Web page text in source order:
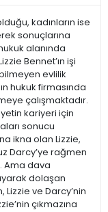
kadınların ise
sonuçlarına
alanında
Bennet’ın işi
evlilik
hukuk firmasında
çalışmaktadır.
kariyeri için
sonucu
ikna olan Lizzie,
Darcy’ye rağmen
Ama dava
dolaşan
ve Darcy’nin
çıkmazına